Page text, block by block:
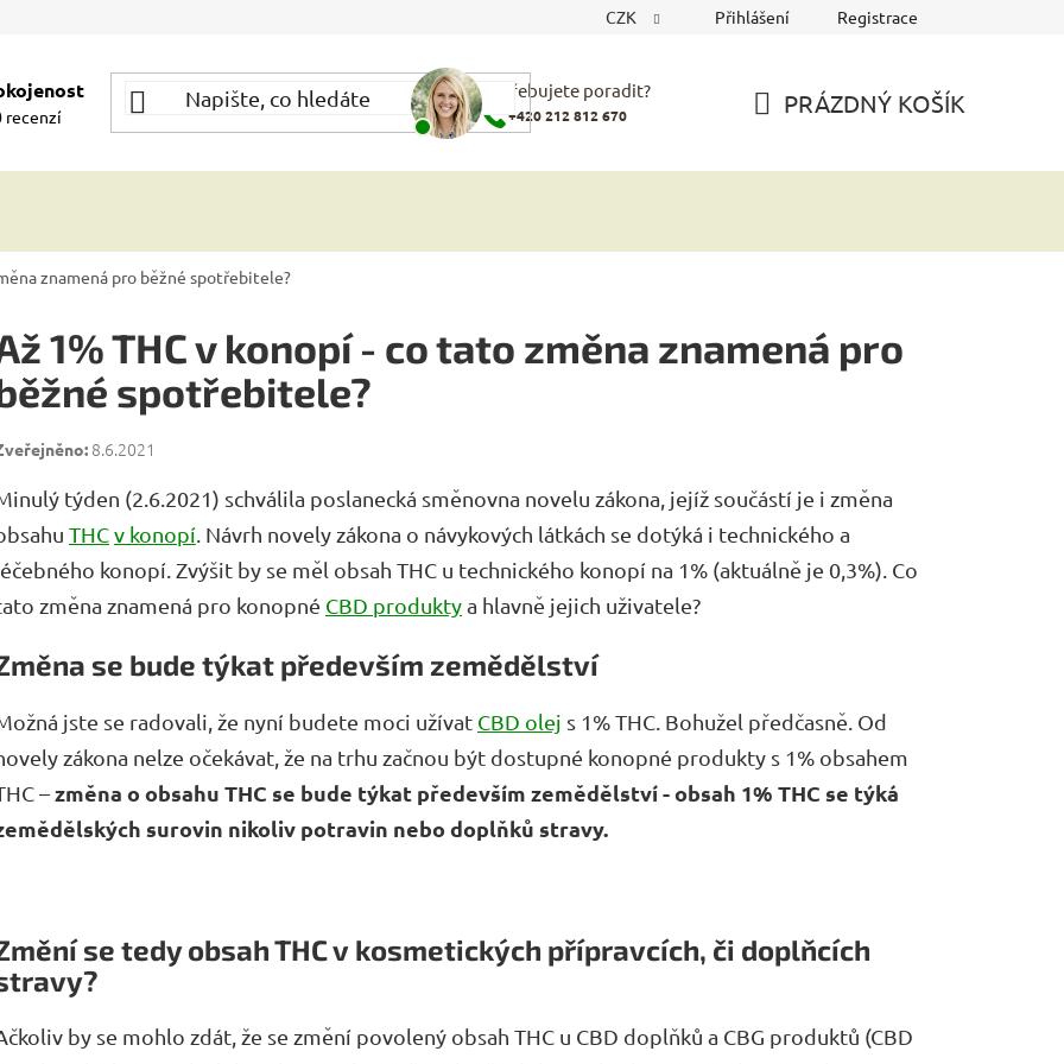
CZK Přihlášení Registrace
recenzí
Potřebujete poradit?
+420 212 812 670 PRÁZDNÝ KOŠÍK
znamená pro běžné spotřebitele?
1% THC v konopí - co tato změna znamená pro
spotřebitele?
8.6.2021
týden (2.6.2021) schválila poslanecká směnovna novelu zákona, jejíž součástí je i změna
THCv konopí . Návrh novely zákona o návykových látkách se dotýká i technického a
konopí. Zvýšit by se měl obsah THC u technického konopí na 1% (aktuálně je 0,3%). Co
změna znamená pro konopné CBD produktya hlavně jejich uživatele?
se bude týkat především zemědělství
jste se radovali, že nyní budete moci užívat CBD olej s 1% THC. Bohužel předčasně. Od
zákona nelze očekávat, že na trhu začnou být dostupné konopné produkty s 1% obsahem
–změna o obsahu THC se bude týkat především zemědělství - obsah 1% THC se týká
surovin nikoliv potravin nebo doplňků stravy.
se tedy obsah THC v kosmetických přípravcích, či doplňcích
by se mohlo zdát, že se změní povolený obsah THC u CBD doplňků a CBG produktů (CBD